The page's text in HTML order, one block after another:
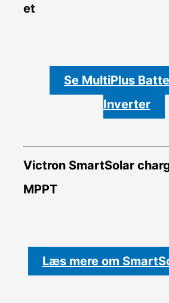
et
Se MultiPlus
Inverter
Victron SmartSolar
MPPT
Læs mere om